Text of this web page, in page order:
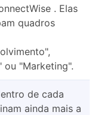
. Elas
quadros
ou "Marketing".
de cada
ainda mais a